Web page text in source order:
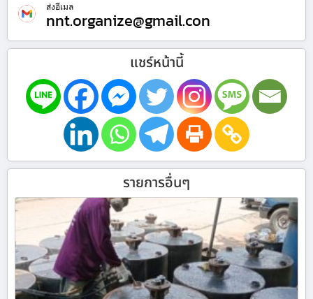
ส่งอีเมล
nnt.organize@gmail.con
แชร์หน้านี้
รายการอื่นๆ